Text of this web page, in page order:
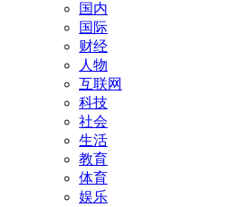
国内
国际
财经
人物
互联网
科技
社会
生活
教育
体育
娱乐